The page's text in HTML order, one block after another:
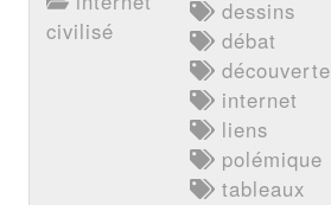
civilisé
dessins
débat
découverte
internet
liens
polémique
tableaux